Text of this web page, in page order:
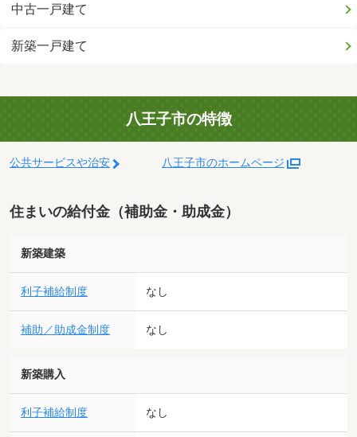
中古一戸建て
新築一戸建て
八王子市の特徴
公共サービスや治安 八王子市のホームページ
住まいの給付金（補助金・助成金）
新築建築
利子補給制度 なし
補助／助成金制度 なし
新築購入
利子補給制度 なし